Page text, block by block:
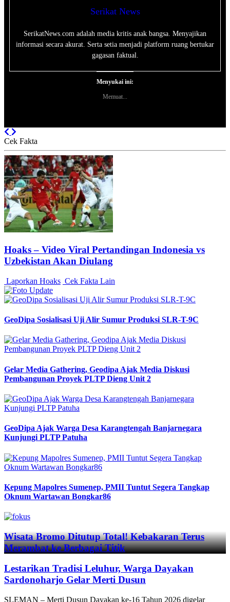
Serikat News
SerikatNews.com adalah media kritis anak bangsa. Menyajikan
informasi secara akurat. Serta setia menjadi platform ruang bertukar
gagasan faktual.
Menyukai ini:
Memuat...
Previous
Cek Fakta
Hoaks – Video Viral Pertandingan Indonesia vs
Uzbekistan Akan Diulang
Laporkan Hoaks Cek Fakta Lain
GeoDipa Sosialisasi Uji Alir Sumur Produksi SLR-T-9C
Gelar Media Gathering, Geodipa Ajak Media Diskusi
Pembangunan Proyek PLTP Dieng Unit 2
GeoDipa Ajak Warga Desa Karangtengah Banjarnegara
Kunjungi PLTP Patuha
Kepung Mapolres Sumenep, PMII Tuntut Segera Tangkap
Oknum Wartawan Bongkar86
Previous
Next
Wisata Bromo Ditutup Total! Kebakaran Terus
Merambat ke Berbagai Titik
Lestarikan Tradisi Leluhur, Warga Dayakan
Sardonoharjo Gelar Merti Dusun
SLEMAN – Merti Dusun Dayakan ke-16 Tahun 2026 digelar